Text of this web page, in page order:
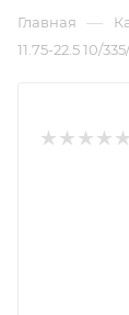
Главная —
11.75-22.5 10/